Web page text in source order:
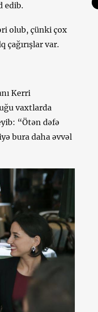
edib.
olub, çünki çox
çağırışlar var.
Kerri
vaxtlarda
“Ötən dəfə
bura daha əvvəl